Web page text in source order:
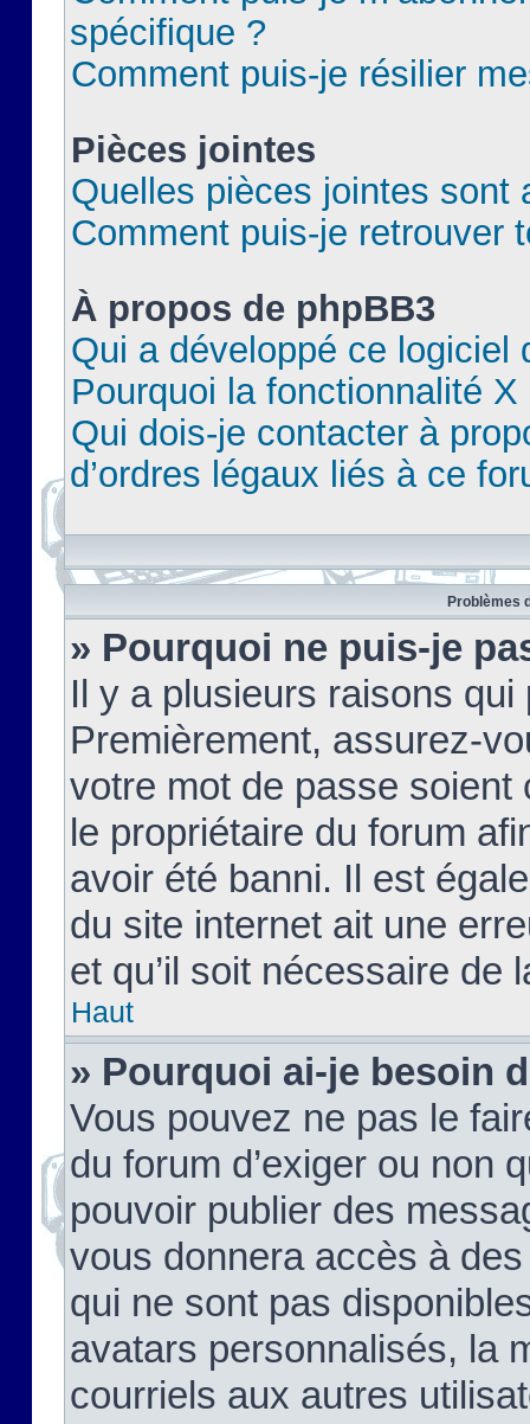
spécifique ?
Comment puis-je résilier
Pièces jointes
Quelles pièces jointes sont
Comment puis-je retrouver
À propos de phpBB3
Qui a développé ce logiciel
Pourquoi la fonctionnalité X
Qui dois-je contacter à
d’ordres légaux liés à ce
Problèmes
» Pourquoi ne puis-je
Il y a plusieurs raisons
Premièrement, assurez-
votre mot de passe soient
le propriétaire du forum
avoir été banni. Il est
du site internet ait une
et qu’il soit nécessaire de
Haut
» Pourquoi ai-je besoin
Vous pouvez ne pas le
du forum d’exiger ou non
pouvoir publier des
vous donnera accès à
qui ne sont pas
avatars personnalisés, la
courriels aux autres